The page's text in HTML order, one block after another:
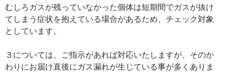
むしろガスが残っていなかった個体は短期間でガスが抜け
てしまう症状を抱えている場合があるため、チェック対象
としています。
３については、ご指示があれば対応いたしますが、そのか
わりにお届け直後にガス漏れが生じている事が多くありま